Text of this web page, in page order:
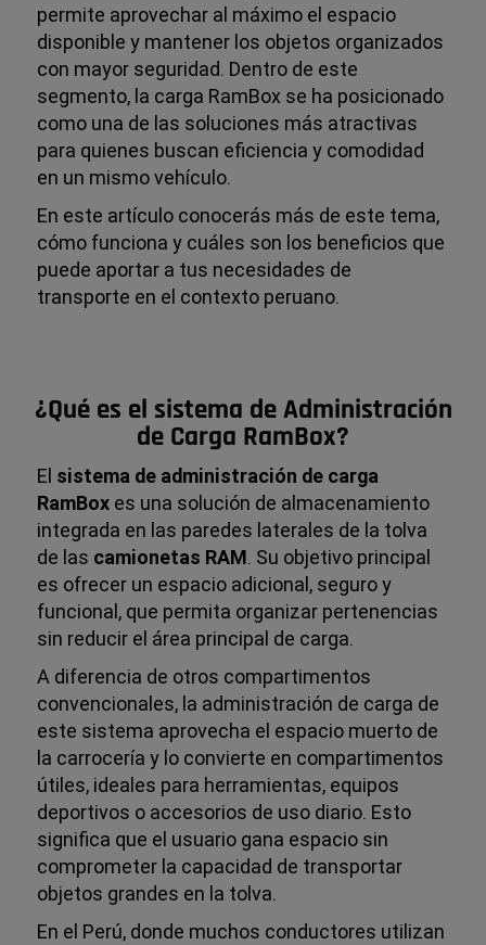
permite aprovechar al máximo el espacio
disponible y mantener los objetos organizados
con mayor seguridad. Dentro de este
segmento, la carga RamBox se ha posicionado
como una de las soluciones más atractivas
para quienes buscan eficiencia y comodidad
en un mismo vehículo.
En este artículo conocerás más de este tema,
cómo funciona y cuáles son los beneficios que
puede aportar a tus necesidades de
transporte en el contexto peruano.
¿Qué es el sistema de Administración
de Carga RamBox?
El sistema de administración de carga
RamBox es una solución de almacenamiento
integrada en las paredes laterales de la tolva
de las camionetas RAM. Su objetivo principal
es ofrecer un espacio adicional, seguro y
funcional, que permita organizar pertenencias
sin reducir el área principal de carga.
A diferencia de otros compartimentos
convencionales, la administración de carga de
este sistema aprovecha el espacio muerto de
la carrocería y lo convierte en compartimentos
útiles, ideales para herramientas, equipos
deportivos o accesorios de uso diario. Esto
significa que el usuario gana espacio sin
comprometer la capacidad de transportar
objetos grandes en la tolva.
En el Perú, donde muchos conductores utilizan